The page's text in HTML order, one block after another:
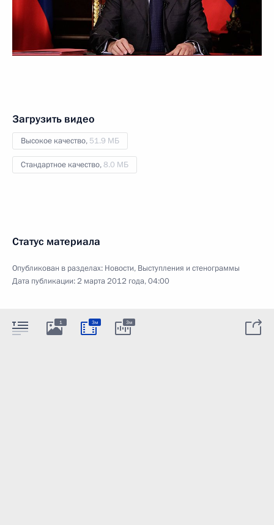
Загрузить видео
Высокое качество, 51.9 МБ
Стандартное качество,8.0 МБ
Статус материала
Опубликован в разделах: Новости, Выступления и стенограммы
Дата публикации:2 марта 2012 года, 04:00
1 3м 3м